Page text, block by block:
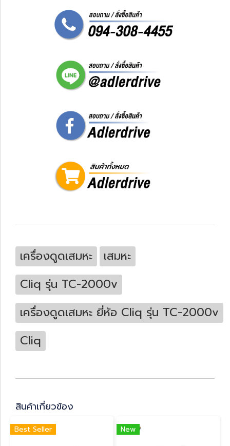
เครื่องดูดเสมหะ
เสมหะ
Cliq รุ่น TC-2000v
เครื่องดูดเสมหะ ยี่ห้อ Cliq รุ่น TC-2000v
Cliq
สินค้าเกี่ยวข้อง
Best Seller New